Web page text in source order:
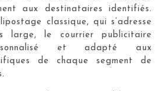
aux destinataires identifiés.
classique, qui s’adresse
large, le courrier publicitaire
et adapté aux
de chaque segment de